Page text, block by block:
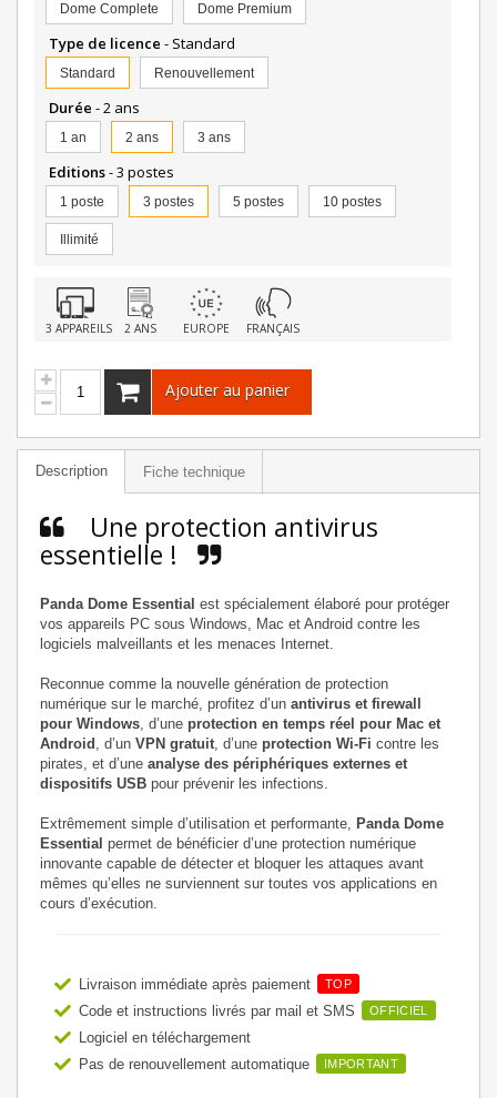
Dome Complete Dome Premium
Type de licence - Standard
Standard Renouvellement
Durée - 2 ans
1 an 2 ans 3 ans
Editions- 3 postes
1 poste 3 postes 5 postes 10 postes
Illimité
3 APPAREILS 2 ANS EUROPE FRANÇAIS
Ajouter au panier
Description Fiche technique
Une protection antivirus
essentielle !
Panda Dome Essential est spécialement élaboré pour protéger
vos appareils PC sous Windows, Mac et Android contre les
logiciels malveillants et les menaces Internet.
Reconnue comme la nouvelle génération de protection
numérique sur le marché, profitez d’un antivirus et firewall
pour Windows, d’une protection en temps réel pour Mac et
Android , d’un VPN gratuit, d’une protection Wi-Fi contre les
pirates, et d’une analyse des périphériques externes et
dispositifs USB pour prévenir les infections.
Extrêmement simple d’utilisation et performante, Panda Dome
Essential permet de bénéficier d’une protection numérique
innovante capable de détecter et bloquer les attaques avant
mêmes qu’elles ne surviennent sur toutes vos applications en
cours d’exécution.
Livraison immédiate après paiement TOP
Code et instructions livrés par mail et SMS OFFICIEL
Logiciel en téléchargement
Pas de renouvellement automatique
IMPORTANT